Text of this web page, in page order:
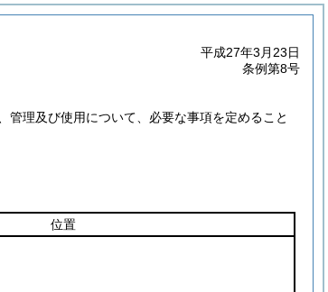
平成27年3月23日
条例第8号
管理及び使用について、必要な事項を定めること
位置